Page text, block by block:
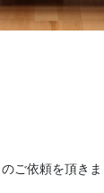
ご依頼を頂き